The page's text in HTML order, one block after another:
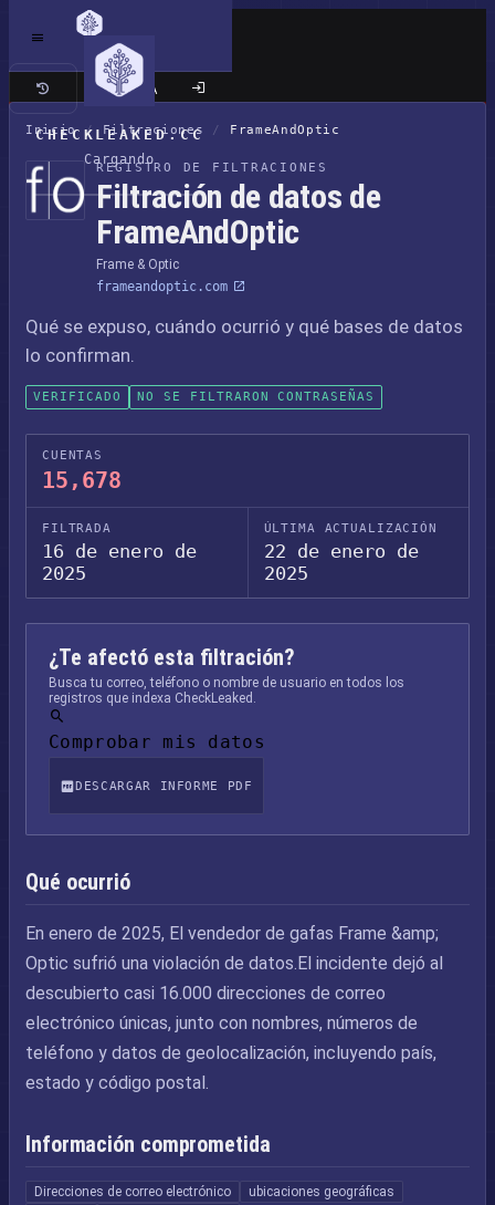
CHECKLEAKED.CC
Cargando
Sitio clásico
Inicio / Filtraciones / FrameAndOptic
REGISTRO DE FILTRACIONES
Filtración de datos de
FrameAndOptic
Frame & Optic
frameandoptic.com
Qué se expuso, cuándo ocurrió y qué bases de datos
lo confirman.
VERIFICADO NO SE FILTRARON CONTRASEÑAS
CUENTAS
15,678
FILTRADA
16 de enero de
2025
ÚLTIMA ACTUALIZACIÓN
22 de enero de
2025
¿Te afectó esta filtración?
Busca tu correo, teléfono o nombre de usuario en todos los
registros que indexa CheckLeaked.
Comprobar mis datos
DESCARGAR INFORME PDF
Qué ocurrió
En enero de 2025, El vendedor de gafas Frame &amp;
Optic sufrió una violación de datos.El incidente dejó al
descubierto casi 16.000 direcciones de correo
electrónico únicas, junto con nombres, números de
teléfono y datos de geolocalización, incluyendo país,
estado y código postal.
Información comprometida
Direcciones de correo electrónico
ubicaciones geográficas